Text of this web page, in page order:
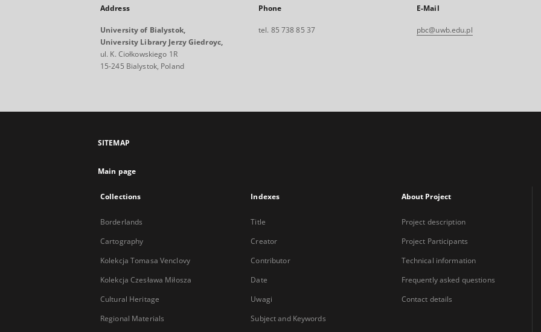
Address
University of Bialystok,
University Library Jerzy Giedroyc,
ul. K. Ciołkowskiego 1R
15-245 Bialystok, Poland
Phone
tel. 85 738 85 37
E-Mail
pbc@uwb.edu.pl
SITEMAP
Main page
Collections
Borderlands
Cartography
Kolekcja Tomasa Venclovy
Kolekcja Czesława Miłosza
Cultural Heritage
Regional Materials
Indexes
Title
Creator
Contributor
Date
Uwagi
Subject and Keywords
About Project
Project description
Project Participants
Technical information
Frequently asked questions
Contact details